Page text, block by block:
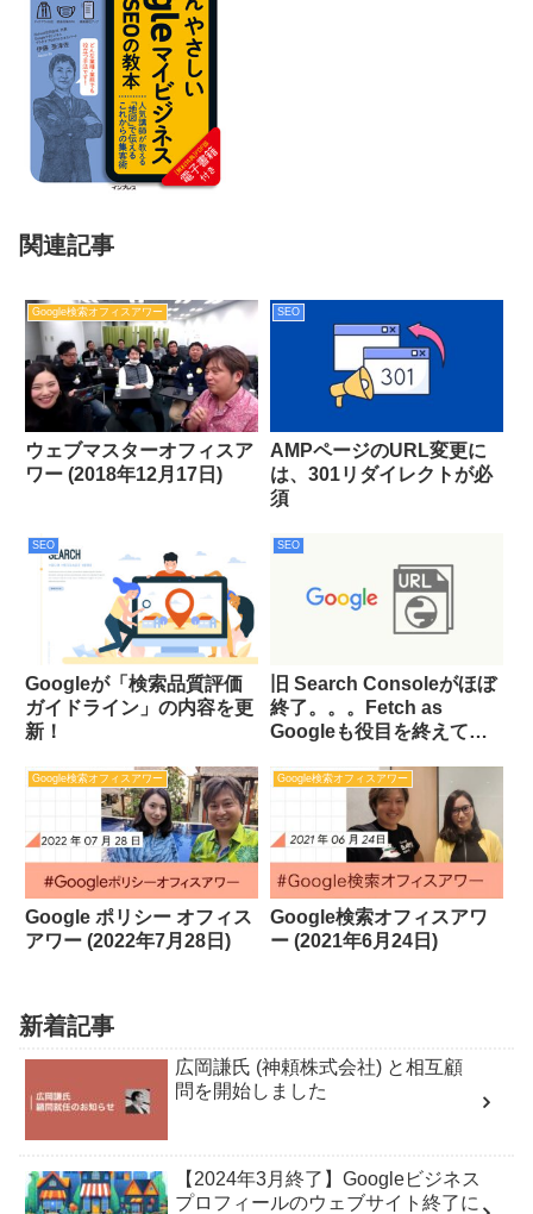
関連記事
Google検索オフィスアワー
ウェブマスターオフィスア
ワー (2018年12月17日)
SEO
AMPページのURL変更に
は、301リダイレクトが必
須
SEO
Googleが「検索品質評価
ガイドライン」の内容を更
新！
SEO
旧 Search Consoleがほぼ
終了。。。Fetch as
Googleも役目を終えて
Google検索オフィスアワー
Google ポリシー オフィス
アワー (2022年7月28日)
Google検索オフィスアワー
Google検索オフィスアワ
ー (2021年6月24日)
新着記事
広岡謙氏 (神頼株式会社) と相互顧
問を開始しました
【2024年3月終了】Googleビジネス
プロフィールのウェブサイト終了に